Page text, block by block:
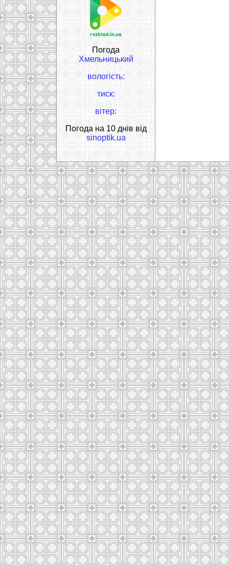
Погода
Хмельницький
вологість:
тиск:
вітер:
Погода на 10 днів від
sinoptik.ua